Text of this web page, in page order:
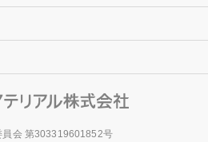
員会 第303319601852号